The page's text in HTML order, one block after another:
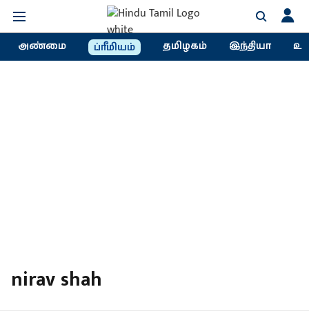
அண்மை ப்ரீமியம் தமிழகம் இந்தியா
nirav shah